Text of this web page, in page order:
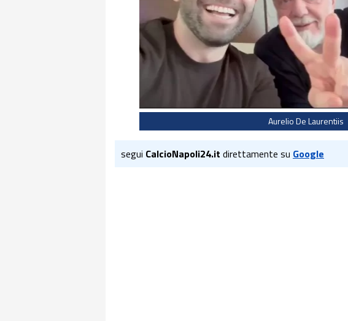
Aurelio De Laurentiis
segui CalcioNapoli24.it direttamente su Google